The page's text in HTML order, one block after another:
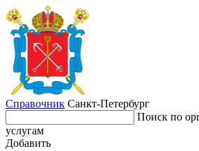
Справочник Санкт-Петербург
Поиск по
услугам
Добавить